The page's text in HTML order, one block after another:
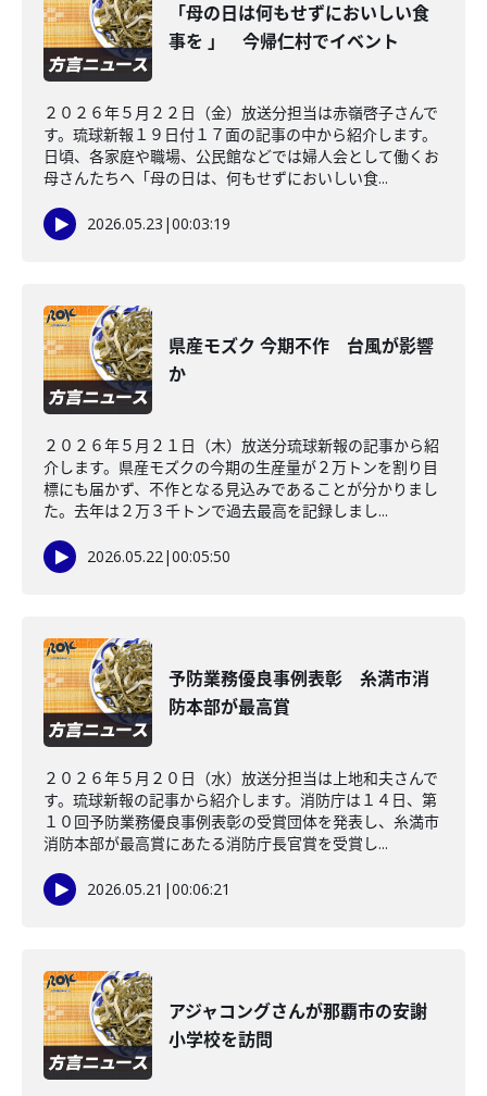
「母の日は何もせずにおいしい食
事を 」 今帰仁村でイベント
２０２６年５月２２日（金）放送分担当は赤嶺啓子さんで
す。琉球新報１９日付１７面の記事の中から紹介します。
日頃、各家庭や職場、公民館などでは婦人会として働くお
母さんたちへ「母の日は、何もせずにおいしい食...
2026.05.23 |00:03:19
県産モズク 今期不作 台風が影響
か
２０２６年５月２１日（木）放送分琉球新報の記事から紹
介します。県産モズクの今期の生産量が２万トンを割り目
標にも届かず、不作となる見込みであることが分かりまし
た。去年は２万３千トンで過去最高を記録しまし...
2026.05.22|00:05:50
予防業務優良事例表彰 糸満市消
防本部が最高賞
２０２６年５月２０日（水）放送分担当は上地和夫さんで
す。琉球新報の記事から紹介します。消防庁は１４日、第
１０回予防業務優良事例表彰の受賞団体を発表し、糸満市
消防本部が最高賞にあたる消防庁長官賞を受賞し...
2026.05.21 |00:06:21
アジャコングさんが那覇市の安謝
小学校を訪問